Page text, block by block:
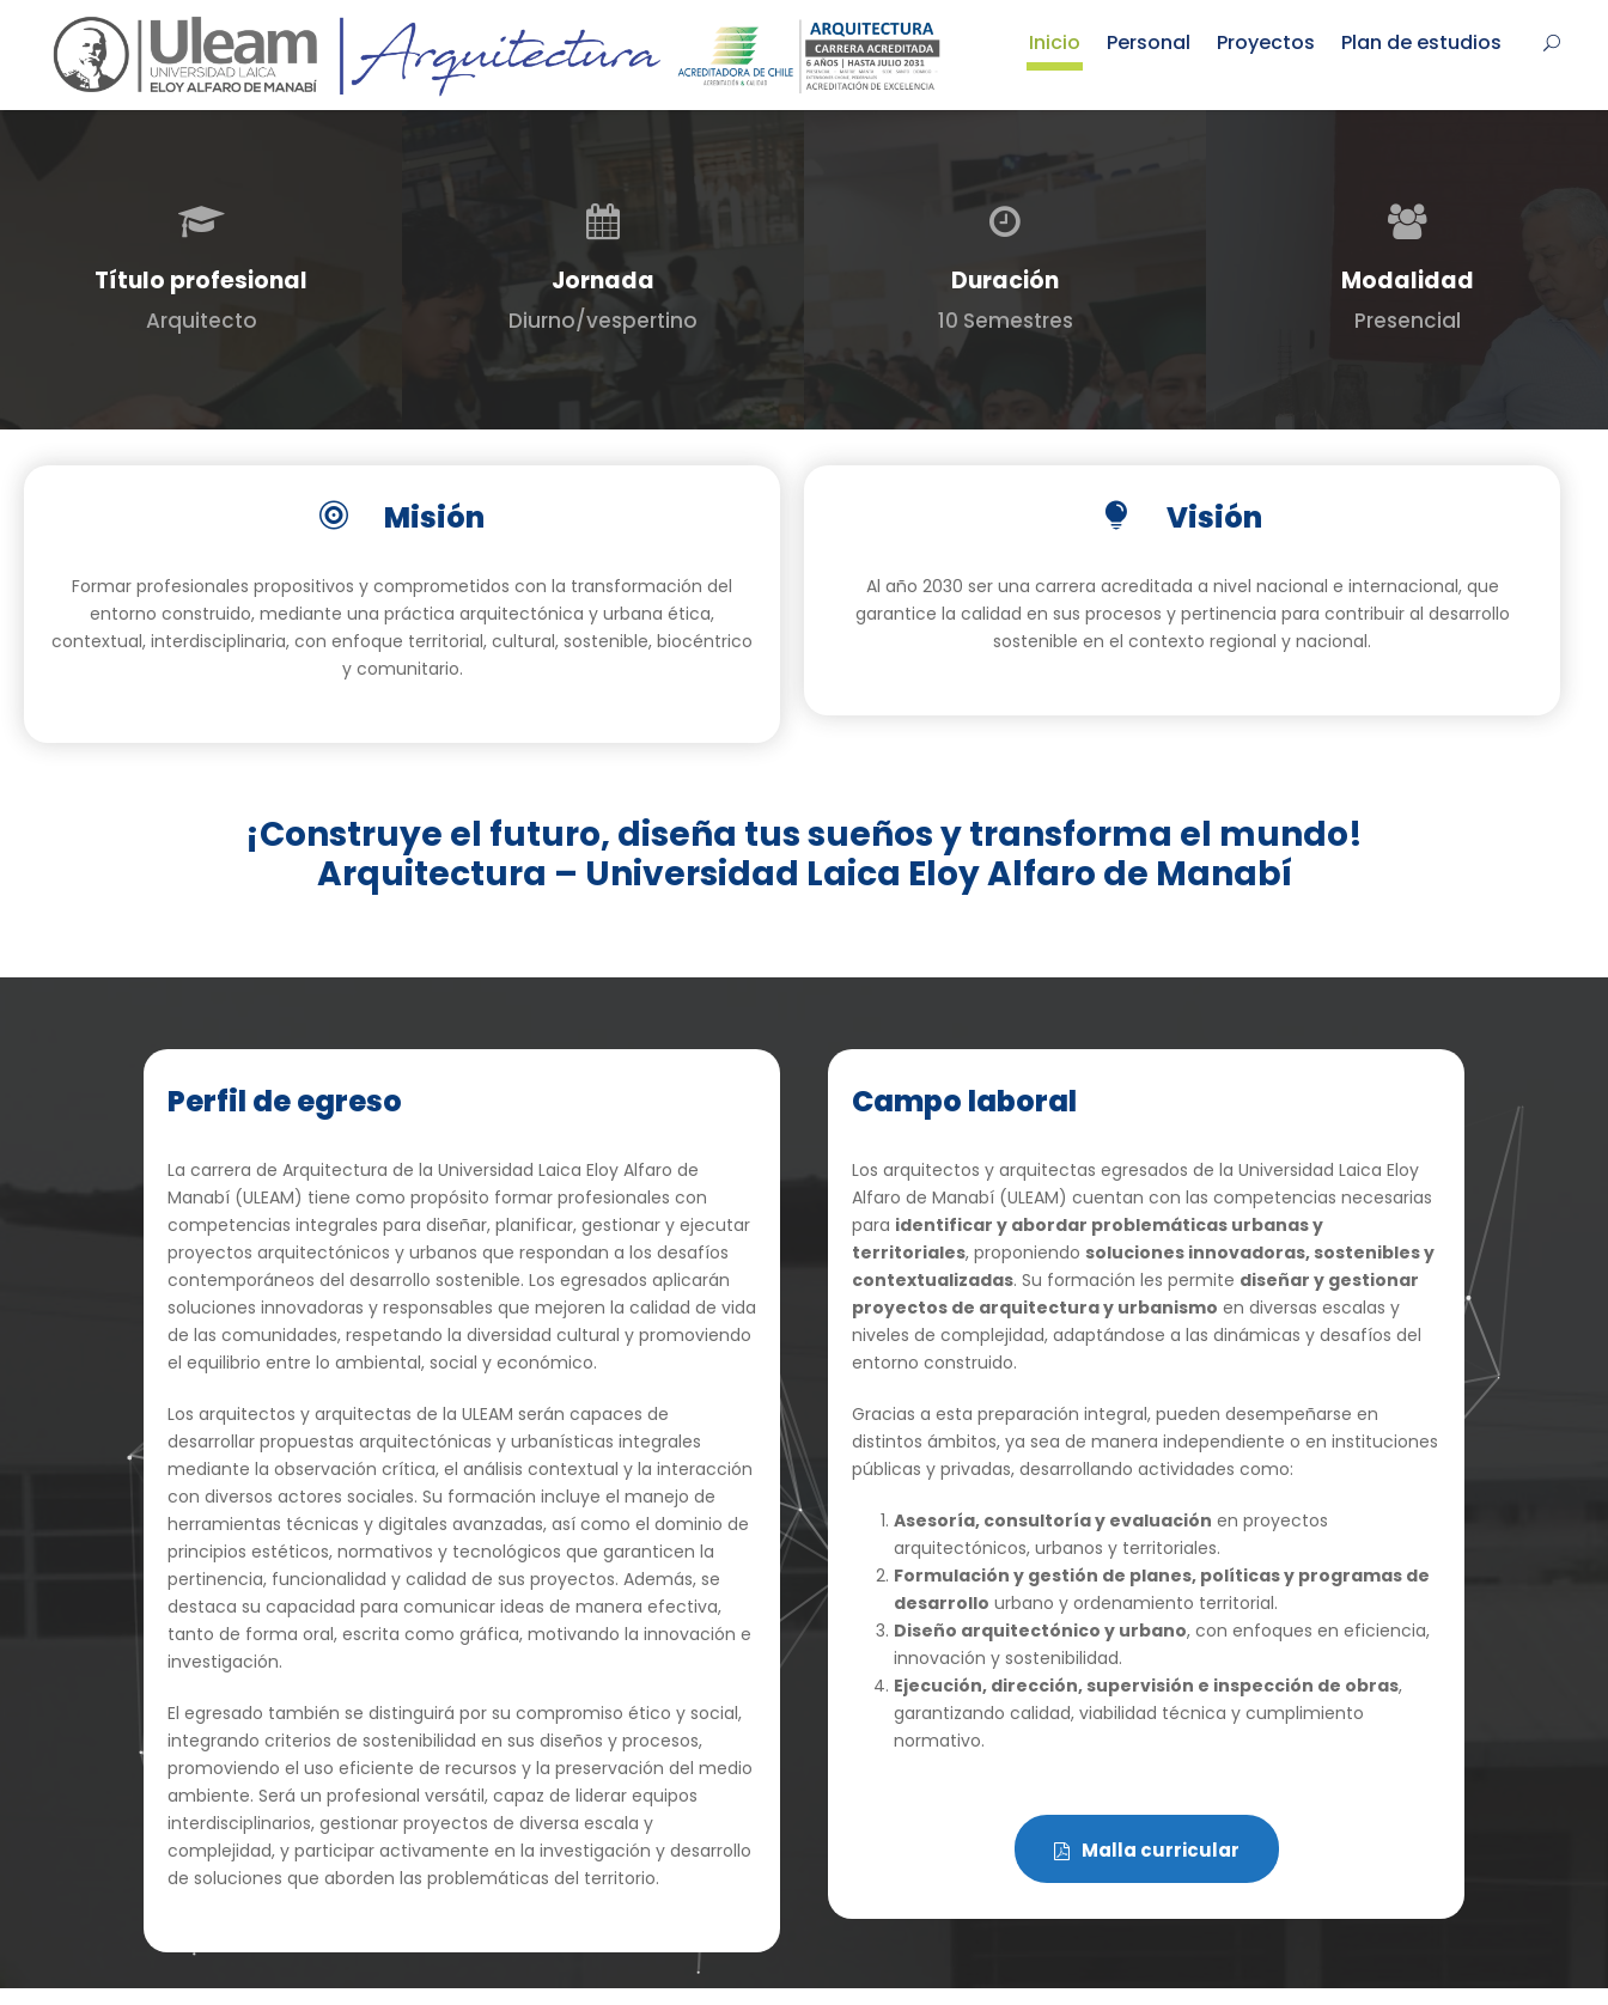
Inicio Personal Proyectos Plan de estudios
Título profesional
Arquitecto
Jornada
Diurno/vespertino
Duración
10 Semestres
Modalidad
Presencial
Misión
Formar profesionales propositivos y comprometidos con la transformación del
entorno construido, mediante una práctica arquitectónica y urbana ética,
contextual, interdisciplinaria, con enfoque territorial, cultural, sostenible, biocéntrico
y comunitario.
Visión
Al año 2030 ser una carrera acreditada a nivel nacional e internacional, que
garantice la calidad en sus procesos y pertinencia para contribuir al desarrollo
sostenible en el contexto regional y nacional.
¡Construye el futuro, diseña tus sueños y transforma el mundo!
Arquitectura – Universidad Laica Eloy Alfaro de Manabí
Perfil de egreso
La carrera de Arquitectura de la Universidad Laica Eloy Alfaro de
Manabí (ULEAM) tiene como propósito formar profesionales con
competencias integrales para diseñar, planificar, gestionar y ejecutar
proyectos arquitectónicos y urbanos que respondan a los desafíos
contemporáneos del desarrollo sostenible. Los egresados aplicarán
soluciones innovadoras y responsables que mejoren la calidad de vida
de las comunidades, respetando la diversidad cultural y promoviendo
el equilibrio entre lo ambiental, social y económico.
Los arquitectos y arquitectas de la ULEAM serán capaces de
desarrollar propuestas arquitectónicas y urbanísticas integrales
mediante la observación crítica, el análisis contextual y la interacción
con diversos actores sociales. Su formación incluye el manejo de
herramientas técnicas y digitales avanzadas, así como el dominio de
principios estéticos, normativos y tecnológicos que garanticen la
pertinencia, funcionalidad y calidad de sus proyectos. Además, se
destaca su capacidad para comunicar ideas de manera efectiva,
tanto de forma oral, escrita como gráfica, motivando la innovación e
investigación.
El egresado también se distinguirá por su compromiso ético y social,
integrando criterios de sostenibilidad en sus diseños y procesos,
promoviendo el uso eficiente de recursos y la preservación del medio
ambiente. Será un profesional versátil, capaz de liderar equipos
interdisciplinarios, gestionar proyectos de diversa escala y
complejidad, y participar activamente en la investigación y desarrollo
de soluciones que aborden las problemáticas del territorio.
Campo laboral
Los arquitectos y arquitectas egresados de la Universidad Laica Eloy
Alfaro de Manabí (ULEAM) cuentan con las competencias necesarias
para identificar y abordar problemáticas urbanas y
territoriales, proponiendo soluciones innovadoras, sostenibles y
contextualizadas. Su formación les permite diseñar y gestionar
proyectos de arquitectura y urbanismo en diversas escalas y
niveles de complejidad, adaptándose a las dinámicas y desafíos del
entorno construido.
Gracias a esta preparación integral, pueden desempeñarse en
distintos ámbitos, ya sea de manera independiente o en instituciones
públicas y privadas, desarrollando actividades como:
Asesoría, consultoría y evaluación en proyectos
arquitectónicos, urbanos y territoriales.
Formulación y gestión de planes, políticas y programas de
desarrollo urbano y ordenamiento territorial.
Diseño arquitectónico y urbano, con enfoques en eficiencia,
innovación y sostenibilidad.
Ejecución, dirección, supervisión e inspección de obras,
garantizando calidad, viabilidad técnica y cumplimiento
normativo.
Malla curricular